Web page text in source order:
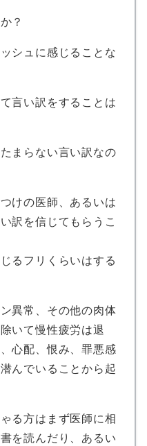
？
シュに感じることな
言い訳をすることは
まらない言い訳なの
けの医師、あるいは
訳を信じてもらうこ
るフリくらいはする
異常、その他の肉体
いて慢性疲労は退
心配、恨み、罪悪感
んでいることから起
る方はまず医師に相
を読んだり、あるい